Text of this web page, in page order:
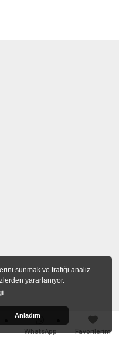
sunmak ve trafiği analiz
yararlanıyor.
Anladım
WhatsApp Favorilerim